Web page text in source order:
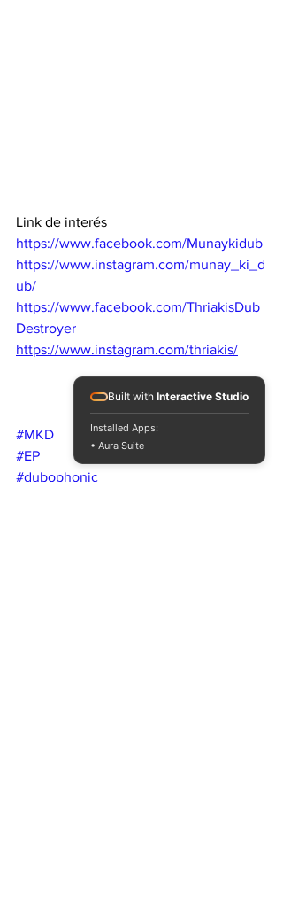
Link de interés
https://www.facebook.com/Munaykidub
https://www.instagram.com/munay_ki_d
ub/
https://www.facebook.com/ThriakisDub
Destroyer
https://www.instagram.com/thriakis/
#MKD
#EP
#dubophonic
Built with Interactive Studio
Installed Apps:
• Aura Suite